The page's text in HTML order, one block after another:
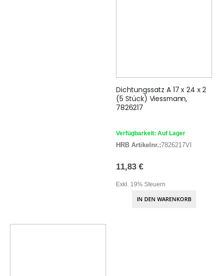
Dichtungssatz A 17 x 24 x 2
(5 Stück) Viessmann,
7826217
Verfügbarkeit: Auf Lager
HRB Artikelnr.:7826217VI
11,83 €
Exkl. 19% Steuern
IN DEN WARENKORB